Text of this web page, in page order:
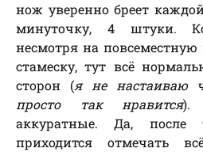
нож уверенно бреет
минуточку, 4 штуки.
несмотря на
стамеску, тут всё
сторон (я не настаиваю
просто так нравится).
аккуратные. Да, после
приходится отмечать